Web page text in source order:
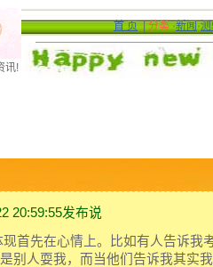
讯!
首 页|分类·新闻·
20:59:55发布说
首先在心情上。比如有人告诉我
别人耍我， 而当他们告诉我其实